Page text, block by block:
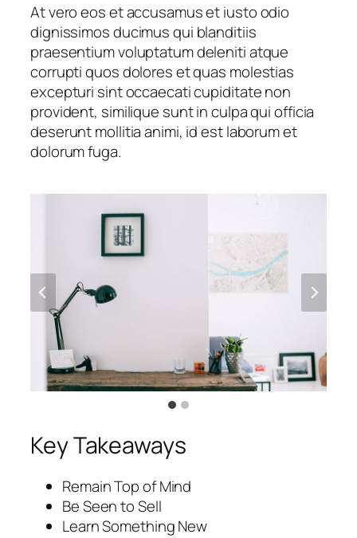
At vero eos et accusamus et iusto odio
dignissimos ducimus qui blanditiis
praesentium voluptatum deleniti atque
corrupti quos dolores et quas molestias
excepturi sint occaecati cupiditate non
provident, similique sunt in culpa qui officia
deserunt mollitia animi, id est laborum et
dolorum fuga.
Key Takeaways
Remain Top of Mind
Be Seen to Sell
Learn Something New